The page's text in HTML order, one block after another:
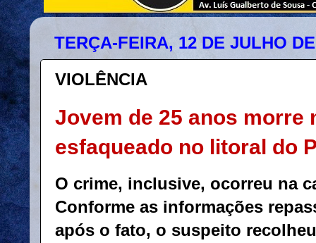
TERÇA-FEIRA, 12 DE JULHO
VIOLÊNCIA
Jovem de 25 anos morre
esfaqueado no litoral do
O crime, inclusive, ocorreu na
Conforme as informações
após o fato, o suspeito